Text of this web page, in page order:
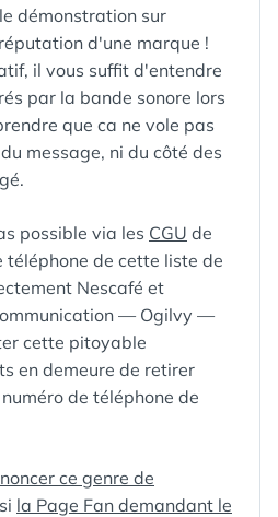
démonstration sur
d'une marque !
il vous suffit d'entendre
par la bande sonore lors
que ca ne vole pas
message, ni du côté des
possible via les CGU de
téléphone de cette liste de
Nescafé et
— Ogilvy —
cette pitoyable
en demeure de retirer
de téléphone de
ce genre de
la Page Fan demandant le